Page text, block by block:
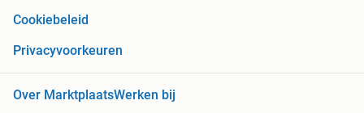
Cookiebeleid
Privacyvoorkeuren
Over MarktplaatsWerken bij